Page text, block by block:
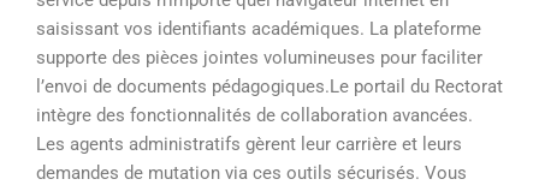
saisissant vos identifiants académiques. La plateforme
supporte des pièces jointes volumineuses pour faciliter
l’envoi de documents pédagogiques.Le portail du Rectorat
intègre des fonctionnalités de collaboration avancées.
Les agents administratifs gèrent leur carrière et leurs
demandes de mutation via ces outils sécurisés. Vous